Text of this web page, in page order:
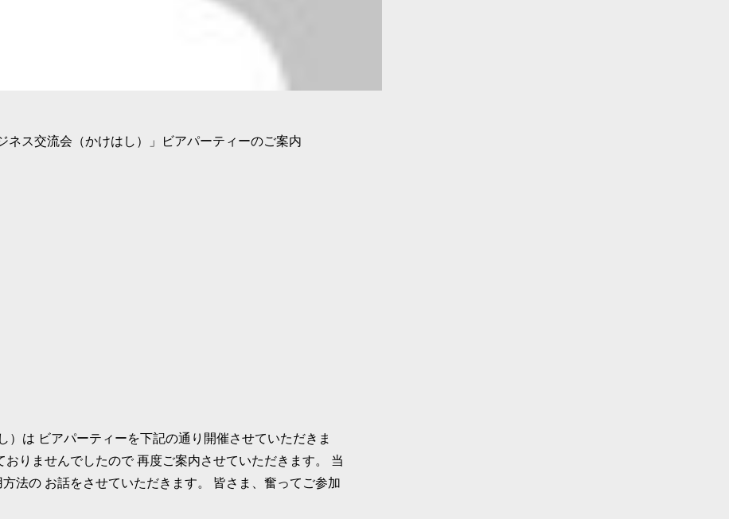
ネス交流会（かけはし）」ビアパーティーのご案内
は ビアパーティーを下記の通り開催させていただきま
りませんでしたので 再度ご案内させていただきます。 当
法の お話をさせていただきます。 皆さま、奮ってご参加